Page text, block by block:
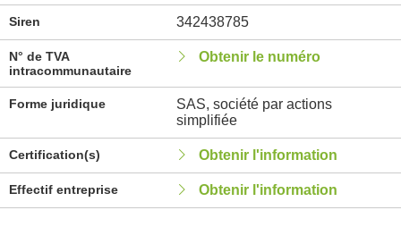
Siren 342438785
N° de TVA
intracommunautaire
Obtenir le numéro
Forme juridique
SAS, société par actions
simplifiée
Certification(s) Obtenir l'information
Effectif entreprise Obtenir l'information